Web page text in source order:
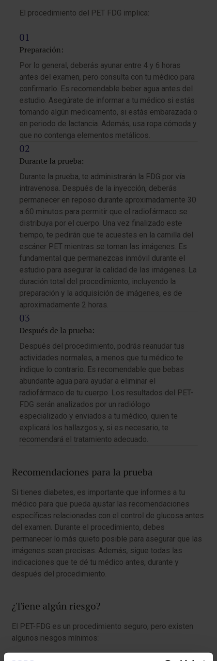
El procedimiento del PET FDG implica:
Preparación:
Por lo general, deberás ayunar entre 4 y 6 horas
antes del examen, pero consulta con tu médico para
confirmarlo. Es recomendable beber agua antes del
estudio. Asegúrate de informar a tu médico si estás
tomando algún medicamento, si estás embarazada o
en periodo de lactancia. Además, usa ropa cómoda y
que no contenga elementos metálicos.
Durante la prueba:
Durante la prueba, te administrarán la FDG por vía
intravenosa. Después de la inyección, deberás
permanecer en reposo durante aproximadamente 30
a 60 minutos para permitir que el radiofármaco se
distribuya por el cuerpo. Una vez finalizado este
tiempo, te pedirán que te acuestes en la camilla del
escáner PET mientras se toman las imágenes. Es
fundamental que permanezcas inmóvil durante el
estudio para asegurar la calidad de las imágenes. La
duración total del procedimiento, incluyendo la
preparación y la adquisición de imágenes, es de
aproximadamente 2 horas.
Después de la prueba:
Después del procedimiento, podrás reanudar tus
actividades normales, a menos que tu médico te
indique lo contrario. Es recomendable que bebas
abundante agua para ayudar a eliminar el
radiofármaco de tu cuerpo. Los resultados del PET-
FDG serán analizados por un radiólogo
especializado y enviados a tu médico, quien te
explicará los hallazgos y, si es necesario, te
recomendará el tratamiento adecuado.
Recomendaciones para la prueba
Si tienes diabetes, es importante que informes a tu
médico para que pueda ajustar las recomendaciones
específicas relacionadas con el control de glucosa antes
del examen. Durante el procedimiento, debes
permanecer lo más quieto posible para asegurar que las
imágenes sean precisas. Además, sigue todas las
indicaciones que te dé tu médico antes, durante y
después del procedimiento.
¿Tiene algún riesgo?
El PET-FDG es un procedimiento seguro, pero existen
algunos riesgos mínimos: